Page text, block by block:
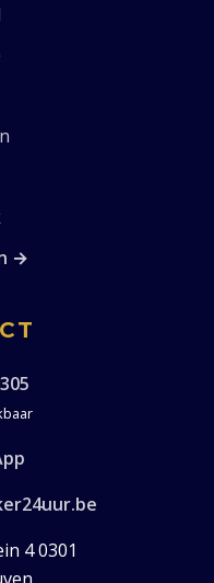
→
4 0301